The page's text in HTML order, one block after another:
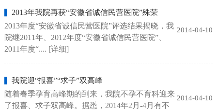
2013年我院再获“安徽省诚信民营医院”殊荣
2014-04-10
2013年度“安徽省诚信民营医院”评选结果揭晓，我
院继2011年、2012年度“安徽省诚信民营医院”、
2011年度“.... [详细]
我院迎“报喜”“求子”双高峰
2014-04-10
随着春季孕育高峰期的到来，我院不孕不育科迎来
了报喜、求子双高峰。据悉，2014年2月-4月有不